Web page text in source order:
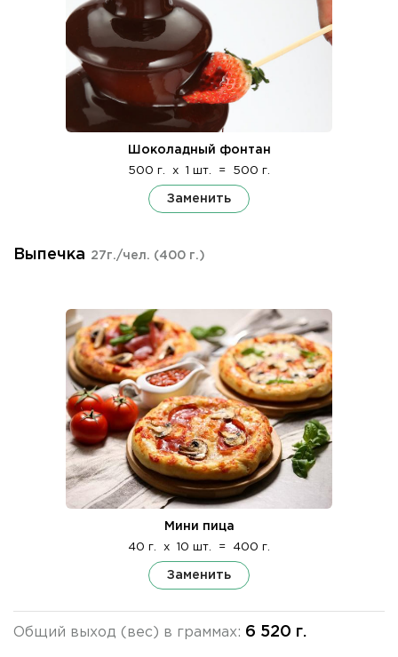
Шоколадный фонтан
500 г. x 1 шт. = 500 г.
Заменить
Выпечка 27г./чел. (400 г.)
Мини пица
40 г. x 10 шт. = 400 г.
Заменить
Общий выход (вес) в граммах: 6 520 г.